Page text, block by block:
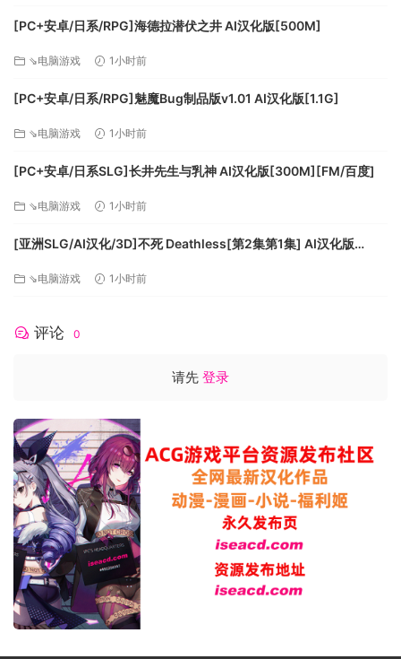
[PC+安卓/日系/RPG]海德拉潜伏之井 AI汉化版[500M]
⇘电脑游戏 1小时前
[PC+安卓/日系/RPG]魅魔Bug制品版v1.01 AI汉化版[1.1G]
⇘电脑游戏 1小时前
[PC+安卓/日系SLG]长井先生与乳神 AI汉化版[300M][FM/百度]
⇘电脑游戏 1小时前
[亚洲SLG/AI汉化/3D]不死 Deathless[第2集第1集] AI汉化版
⇘电脑游戏 1小时前
评论 0
请先 登录